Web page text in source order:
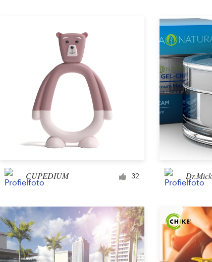
Overig ontwerp
CUPEDIUM 32